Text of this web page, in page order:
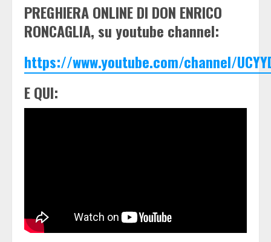
PREGHIERA ONLINE DI DON ENRICO
RONCAGLIA, su youtube channel:
https://www.youtube.com/channel/
E QUI: